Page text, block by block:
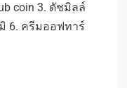
coin 3. ดัชมิลล์
6. ครีมออฟทาร์